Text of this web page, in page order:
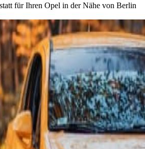
für Ihren Opel in der Nähe von Berlin